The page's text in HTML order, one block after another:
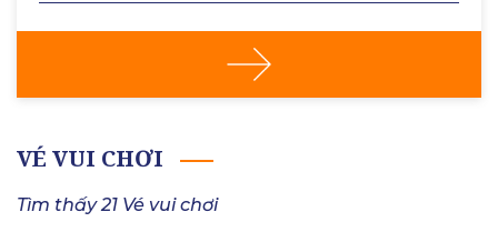
VÉ VUI CHƠI
Tìm thấy 21 Vé vui chơi